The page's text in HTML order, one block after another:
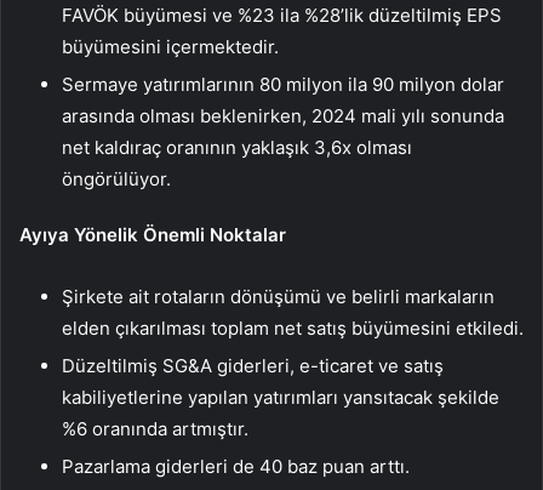
FAVÖK büyümesi ve %23 ila %28’lik düzeltilmiş EPS
büyümesini içermektedir.
Sermaye yatırımlarının 80 milyon ila 90 milyon dolar
arasında olması beklenirken, 2024 mali yılı sonunda
net kaldıraç oranının yaklaşık 3,6x olması
öngörülüyor.
Ayıya Yönelik Önemli Noktalar
Şirkete ait rotaların dönüşümü ve belirli markaların
elden çıkarılması toplam net satış büyümesini etkiledi.
Düzeltilmiş SG&A giderleri, e-ticaret ve satış
kabiliyetlerine yapılan yatırımları yansıtacak şekilde
%6 oranında artmıştır.
Pazarlama giderleri de 40 baz puan arttı.